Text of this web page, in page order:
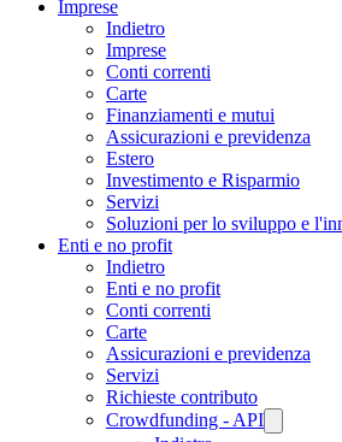
Imprese
Indietro
Imprese
Conti correnti
Carte
Finanziamenti e mutui
Assicurazioni e previdenza
Estero
Investimento e Risparmio
Servizi
Soluzioni per lo sviluppo e
Enti e no profit
Indietro
Enti e no profit
Conti correnti
Carte
Assicurazioni e previdenza
Servizi
Richieste contributo
Crowdfunding - API